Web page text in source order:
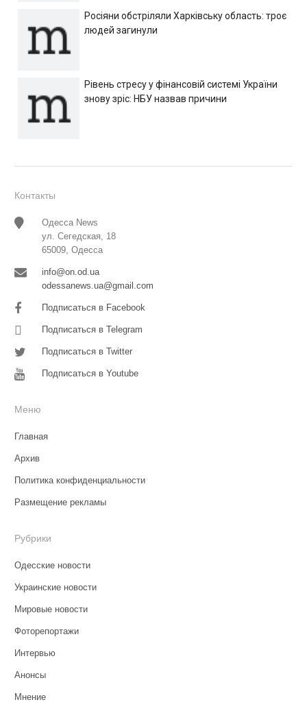
Росіяни обстріляли Харківську область: троє
людей загинули
Рівень стресу у фінансовій системі України
знову зріс: НБУ назвав причини
Контакты
Одесса News
ул. Сегедская, 18
65009, Одесса
info@on.od.ua
odessanews.ua@gmail.com
Подписаться в Facebook
Подписаться в Telegram
Подписаться в Twitter
Подписаться в Youtube
Меню
Главная
Архив
Политика конфиденциальности
Размещение рекламы
Рубрики
Одесские новости
Украинские новости
Мировые новости
Фоторепортажи
Интервью
Анонсы
Мнение